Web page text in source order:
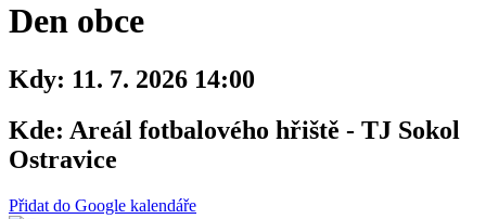
Den obce
Kdy: 11. 7. 2026 14:00
Kde: Areál fotbalového hřiště - TJ Sokol
Ostravice
Přidat do Google kalendáře